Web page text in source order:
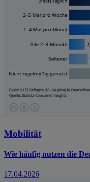
Mobilität
Wie häufig nutzen die
17.04.2026